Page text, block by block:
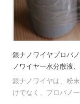
銀ナノワイヤプロパ
ノワイヤー水分散液
液
銀ナノワイヤは、粉
けでなく、プロパノ